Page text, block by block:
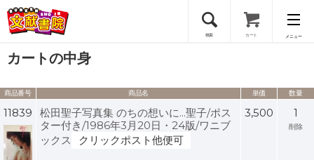
検索 カート メニュー
会員登録
ログイン
カートの中身
商品番号 商品名 単価 数量
11839
松田聖子写真集 のちの想いに...聖子/ポス
ター付き/1986年3月20日・24版/ワニブ
ックス
クリックポスト他便可
3,500 1
削除